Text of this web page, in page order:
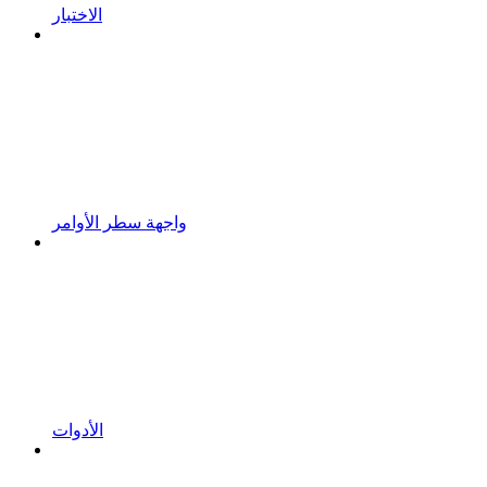
الاختبار
واجهة سطر الأوامر
الأدوات